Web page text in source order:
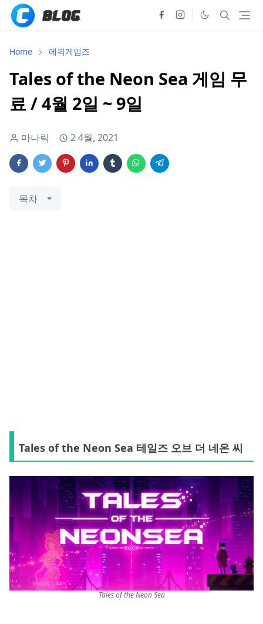
Home 에픽게임즈
Tales of the Neon Sea 게임 무
료 / 4월 2일 ~ 9일
마나릭 2 4월, 2021
목차
Tales of the Neon Sea 테일즈 오브 더 네온 씨
Tales of the Neon Sea